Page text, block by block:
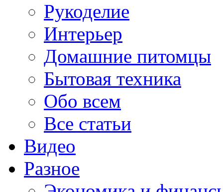
Рукоделие
Интерьер
Домашние питомцы
Бытовая техника
Обо всем
Все статьи
Видео
Разное